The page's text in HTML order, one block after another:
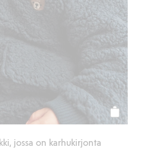
Osta
jossa on karhukirjonta